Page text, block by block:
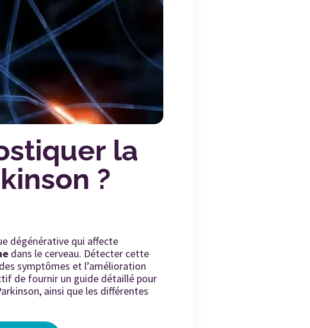
la
?
dégénérative qui affecte
dans le cerveau. Détecter cette
symptômes et l’amélioration
de fournir un guide détaillé pour
ainsi que les différentes